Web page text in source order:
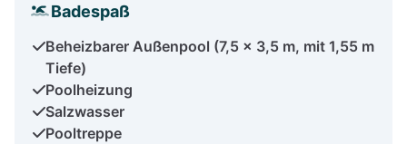
Badespaß
Beheizbarer Außenpool (7,5 x 3,5 m, mit 1,55 m
Tiefe)
Poolheizung
Salzwasser
Pooltreppe